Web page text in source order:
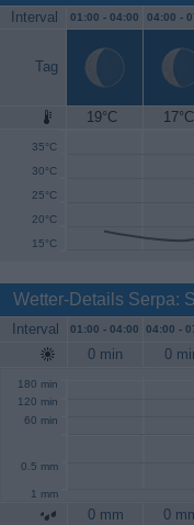
Interval 01:00 - 04:00 04:00 -
Tag
19°C 17°C
15°C
20°C
25°C
30°C
35°C
40°C
Wetter-Details Serpa:
Interval 01:00 - 04:00 04:00 -
0 min 0
60 min
120 min
180 min
0.5 mm
1 mm
0 mm 0